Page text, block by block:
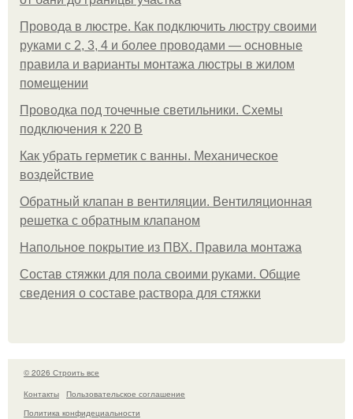
Провода в люстре. Как подключить люстру своими
руками с 2, 3, 4 и более проводами — основные
правила и варианты монтажа люстры в жилом
помещении
Проводка под точечные светильники. Схемы
подключения к 220 В
Как убрать герметик с ванны. Механическое
воздействие
Обратный клапан в вентиляции. Вентиляционная
решетка с обратным клапаном
Напольное покрытие из ПВХ. Правила монтажа
Состав стяжки для пола своими руками. Общие
сведения о составе раствора для стяжки
© 2026 Строить все
Контакты
Пользовательское соглашение
Политика конфидециальности